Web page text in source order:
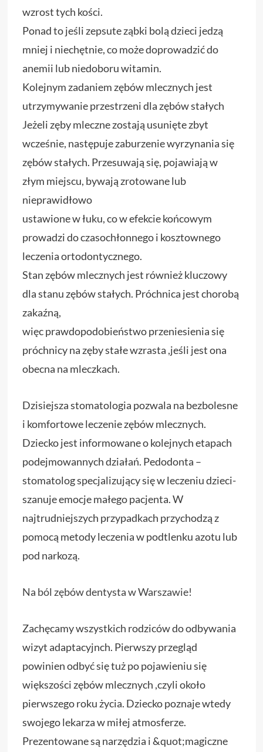
wzrost tych kości.
Ponad to jeśli zepsute ząbki bolą dzieci jedzą
mniej i niechętnie, co może doprowadzić do
anemii lub niedoboru witamin.
Kolejnym zadaniem zębów mlecznych jest
utrzymywanie przestrzeni dla zębów stałych
Jeżeli zęby mleczne zostają usunięte zbyt
wcześnie, następuje zaburzenie wyrzynania się
zębów stałych. Przesuwają się, pojawiają w
złym miejscu, bywają zrotowane lub
nieprawidłowo
ustawione w łuku, co w efekcie końcowym
prowadzi do czasochłonnego i kosztownego
leczenia ortodontycznego.
Stan zębów mlecznych jest również kluczowy
dla stanu zębów stałych. Próchnica jest chorobą
zakaźną,
więc prawdopodobieństwo przeniesienia się
próchnicy na zęby stałe wzrasta ,jeśli jest ona
obecna na mleczkach.
Dzisiejsza stomatologia pozwala na bezbolesne
i komfortowe leczenie zębów mlecznych.
Dziecko jest informowane o kolejnych etapach
podejmowannych działań. Pedodonta –
stomatolog specjalizujący się w leczeniu dzieci-
szanuje emocje małego pacjenta. W
najtrudniejszych przypadkach przychodzą z
pomocą metody leczenia w podtlenku azotu lub
pod narkozą.
Na ból zębów dentysta w Warszawie!
Zachęcamy wszystkich rodziców do odbywania
wizyt adaptacyjnch. Pierwszy przegląd
powinien odbyć się tuż po pojawieniu się
większości zębów mlecznych ,czyli około
pierwszego roku życia. Dziecko poznaje wtedy
swojego lekarza w miłej atmosferze.
Prezentowane są narzędzia i &quot;magiczne